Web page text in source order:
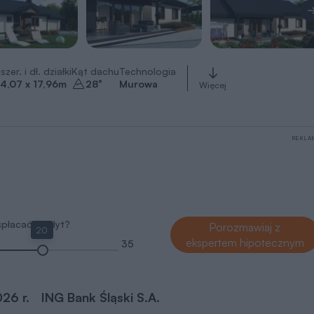
i dł. działki
x 17,96m
Kąt dachu
28°
Technologia
Murowa
Więcej
kredyt?
20
35
Porozmawiaj z
ekspertem hipotecznym
r. ING Bank Śląski S.A.